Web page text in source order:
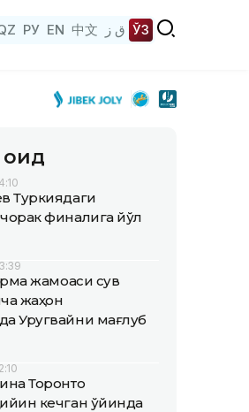
РУ EN 中文 ق ز ЎЗ
оид
Туркиядаги
финалига йўл
жамоаси сув
жаҳон
Уругвайни мағлуб
Торонто
кечган ўйинда